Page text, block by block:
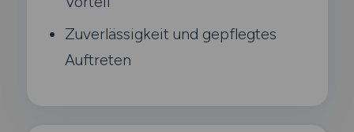
Zuverlässigkeit und gepflegtes
Auftreten